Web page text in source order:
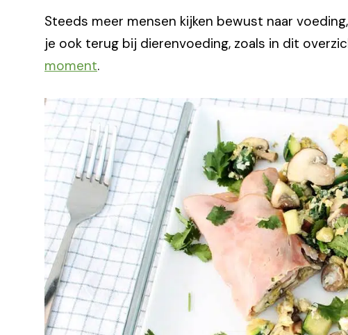
Steeds meer mensen kijken bewust naar
je ook terug bij dierenvoeding, zoals in dit
moment.